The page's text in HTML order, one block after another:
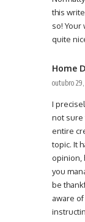
this
so! Your
quite
Home
outubro 29,
I
not sure
entire
topic. It
opinion,
you
be
aware